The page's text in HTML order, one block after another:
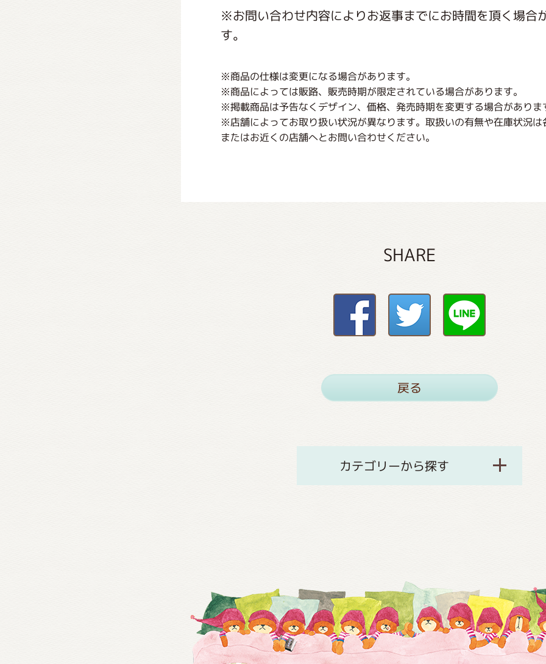
※お問い合わせ内容によりお返事までにお時間を頂く場合
す。
※商品の仕様は変更になる場合があります。
※商品によっては販路、販売時期が限定されている場合があります。
※掲載商品は予告なくデザイン、価格、発売時期を変更する場合がありま
※店舗によってお取り扱い状況が異なります。取扱いの有無や在庫状況は
またはお近くの店舗へとお問い合わせください。
SHARE
戻る
カテゴリーから探す